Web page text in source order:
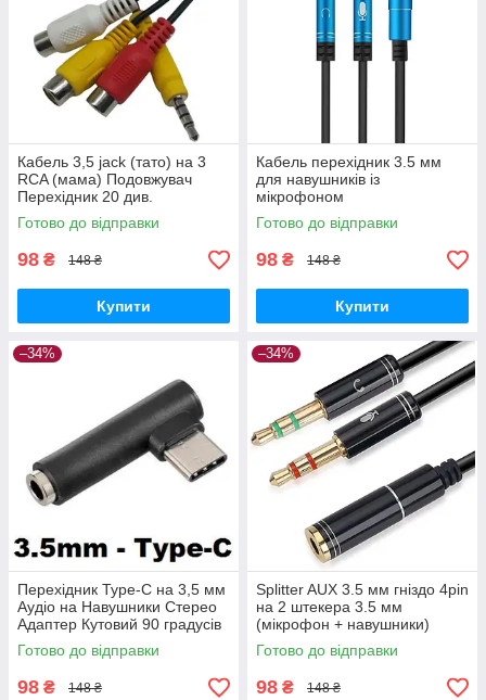
Кабель 3,5 jack (тато) на 3
RCA (мама) Подовжувач
Перехідник 20 див.
Готово до відправки
98 ₴ 148 ₴
Купити
Кабель перехідник 3.5 мм
для навушників із
мікрофоном
Готово до відправки
98 ₴ 148 ₴
Купити
–34%
Перехідник Type-C на 3,5 мм
Аудіо на Навушники Стерео
Адаптер Кутовий 90 градусів
Готово до відправки
98 ₴ 148 ₴
–34%
Splitter AUX 3.5 мм гніздо 4pin
на 2 штекера 3.5 мм
(мікрофон + навушники)
Перехідник Аудіо Адаптер
Розгалужувач
Готово до відправки
98 ₴ 148 ₴